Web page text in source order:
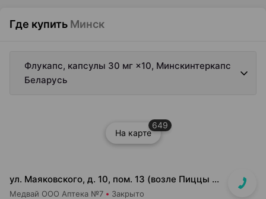
Где купить Минск
Флукапс, капсулы 30 мг ×10, Минскинтеркапс
Беларусь
На карте
649
ул. Маяковского, д. 10, пом. 13 (возле Пиццы Мании)
Медвай ООО Аптека №7 Закрыто